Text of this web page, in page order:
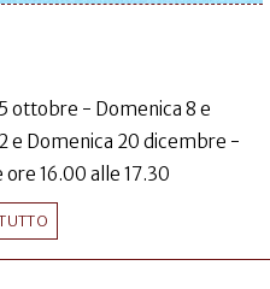
ottobre - Domenica 8 e
e Domenica 20 dicembre -
16.00 alle 17.30